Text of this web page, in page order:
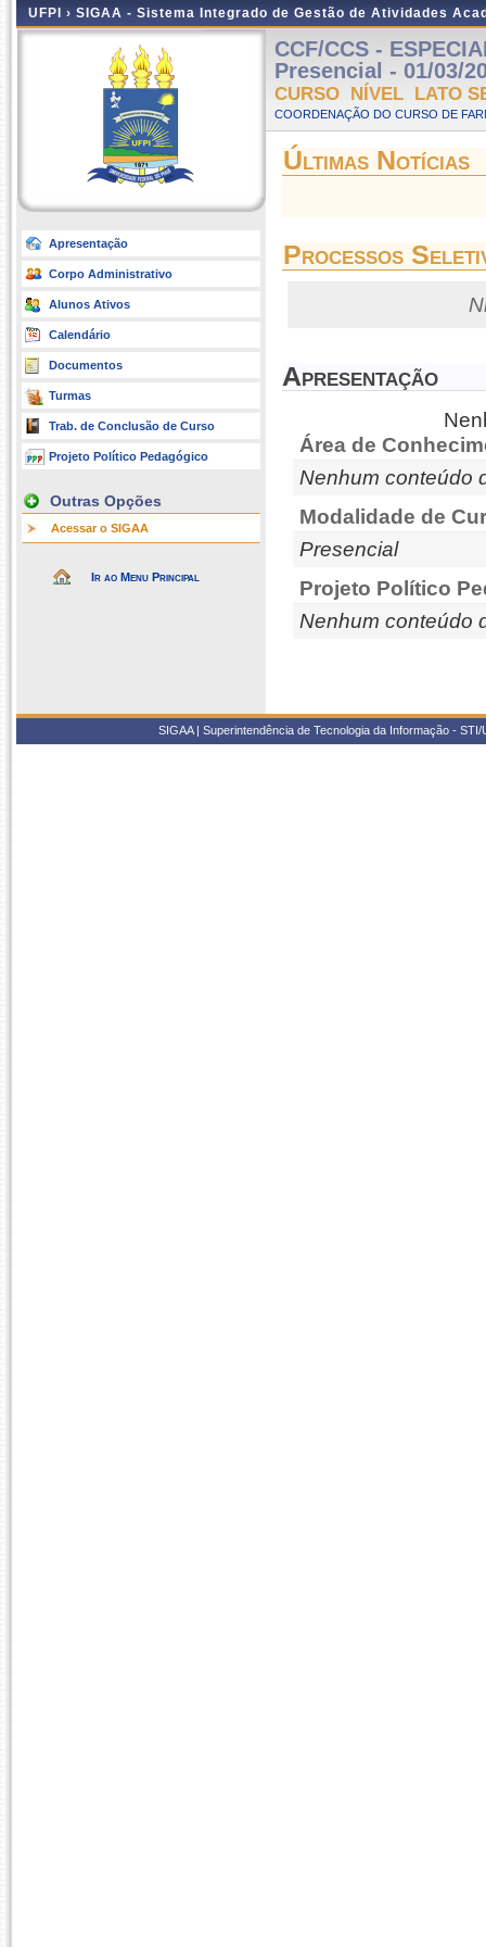
UFPI › SIGAA - Sistema Integrado de Gestão de Atividades
Apresentação
Corpo Administrativo
Alunos Ativos
Calendário
Documentos
Turmas
Trab. de Conclusão de Curso
Projeto Político Pedagógico
Outras Opções
Acessar o SIGAA
Ir ao Menu Principal
CCF/CCS -
Presencial - 01/03/
CURSO NÍVEL LATO
COORDENAÇÃO DO CURSO DE
Últimas Notícias
Processos
Apresentação
Área de
Nenhum conteúdo
Modalidade de
Presencial
Projeto Político
Nenhum conteúdo
SIGAA | Superintendência de Tecnologia da Informação -